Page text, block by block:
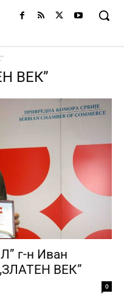
ВЕК”
г-н Иван
ВЕК”
0